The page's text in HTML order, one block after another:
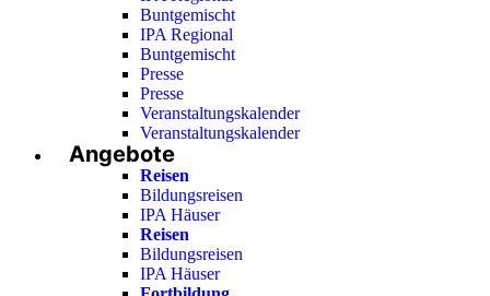
Buntgemischt
IPA Regional
Buntgemischt
Presse
Presse
Veranstaltungskalender
Veranstaltungskalender
Angebote
Reisen
Bildungsreisen
IPA Häuser
Reisen
Bildungsreisen
IPA Häuser